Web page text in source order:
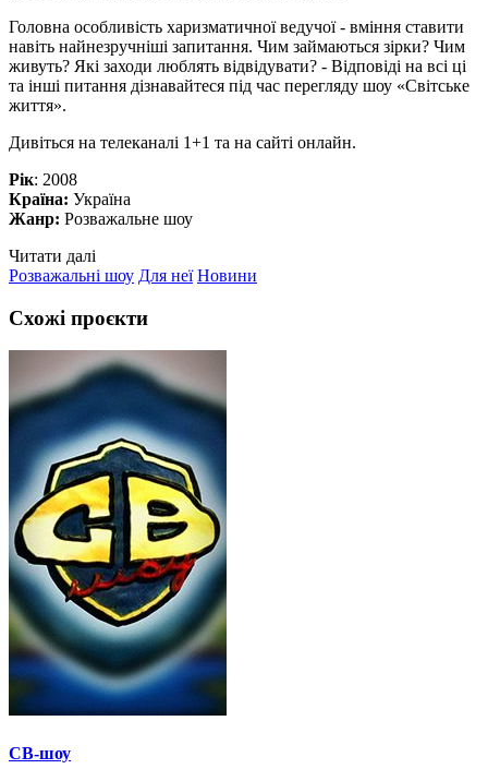
Головна особливість харизматичної ведучої - вміння ставити
навіть найнезручніші запитання. Чим займаються зірки? Чим
живуть? Які заходи люблять відвідувати? - Відповіді на всі ці
та інші питання дізнавайтеся під час перегляду шоу «Світське
життя».
Дивіться на телеканалі 1+1 та на сайті онлайн.
Рік: 2008
Країна: Україна
Жанр: Розважальне шоу
Читати далі
Розважальні шоу Для неї Новини
Схожі проєкти
СВ-шоу